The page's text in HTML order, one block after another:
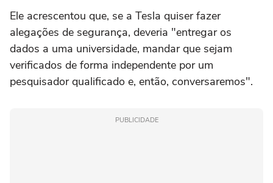
Ele acrescentou que, se a Tesla quiser fazer
alegações de segurança, deveria "entregar os
dados a uma universidade, mandar que sejam
verificados de forma independente por um
pesquisador qualificado e, então, conversaremos".
PUBLICIDADE